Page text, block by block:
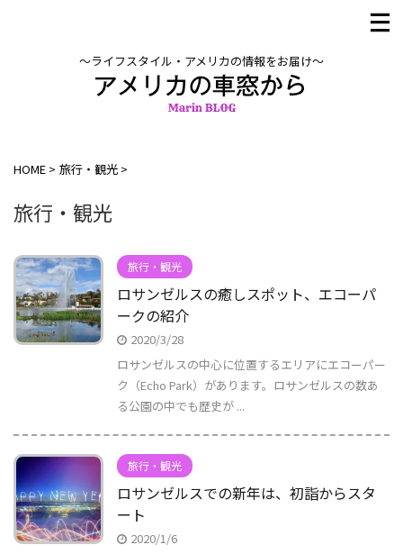
〜ライフスタイル・アメリカの情報をお届け〜
HOME > 旅行・観光 >
旅行・観光
旅行・観光
ロサンゼルスの癒しスポット、エコーパ
ークの紹介
2020/3/28
ロサンゼルスの中心に位置するエリアにエコーパー
ク（Echo Park）があります。ロサンゼルスの数あ
る公園の中でも歴史が ...
旅行・観光
ロサンゼルスでの新年は、初詣からスタ
ート
2020/1/6